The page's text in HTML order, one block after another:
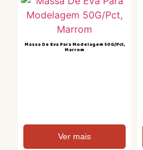
Massa De Eva Para Modelagem 50G/Pct,
Marrom
Ver mais